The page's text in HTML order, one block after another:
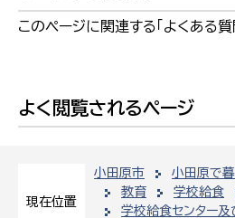
現在位置
小田原市 小田原で
教育
学校給食
学校給食センター
このページに関連する「よくある
よく閲覧されるページ